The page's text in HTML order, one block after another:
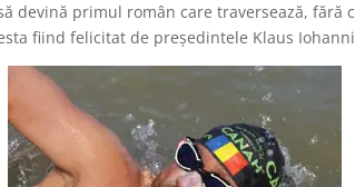
devină primul român care traversează, fără
fiind felicitat de preşedintele Klaus